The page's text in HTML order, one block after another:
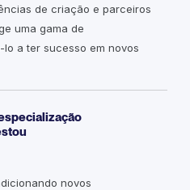
de criação e parceiros
uma gama de
a ter sucesso em novos
novos